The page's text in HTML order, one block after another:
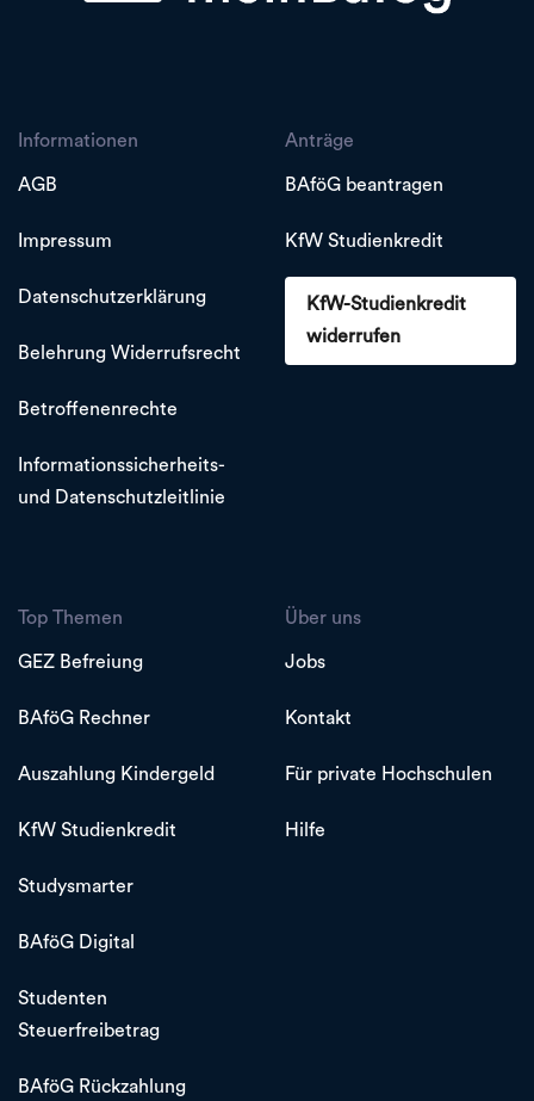
Informationen
AGB
Impressum
Datenschutzerklärung
Belehrung Widerrufsrecht
Betroffenenrechte
Informationssicherheits-
und Datenschutzleitlinie
Anträge
BAföG beantragen
KfW Studienkredit
KfW-Studienkredit
widerrufen
Top Themen
GEZ Befreiung
BAföG Rechner
Auszahlung Kindergeld
KfW Studienkredit
Studysmarter
BAföG Digital
Studenten
Steuerfreibetrag
BAföG Rückzahlung
Über uns
Jobs
Kontakt
Für private Hochschulen
Hilfe